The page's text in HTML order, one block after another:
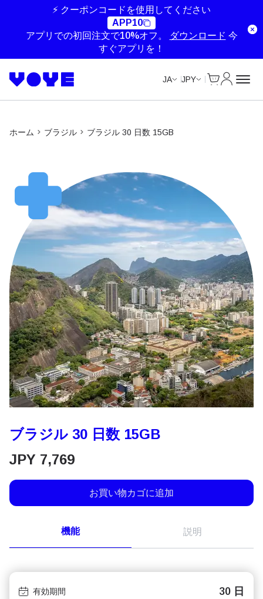
⚡ クーポンコードを使用してください
APP10
アプリでの初回注文で10%オフ。
ダウンロード 今
すぐアプリを！
JA JPY
ホーム ブラジル ブラジル 30 日数 15GB
ブラジル 30 日数 15GB
JPY 7,769
お買い物カゴに追加
機能 説明
有効期間 30 日
Unlimited Data
Unlimited Data
Unlimited Data
Unlimited Data